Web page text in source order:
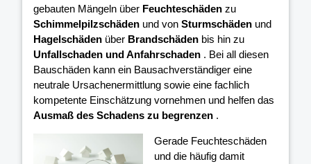
gebauten Mängeln über Feuchteschäden zu
Schimmelpilzschäden und von Sturmschäden und
Hagelschäden über Brandschäden bis hin zu
Unfallschaden und Anfahrschaden . Bei all diesen
Bauschäden kann ein Bausachverständiger eine
neutrale Ursachenermittlung sowie eine fachlich
kompetente Einschätzung vornehmen und helfen das
Ausmaß des Schadens zu begrenzen .
Gerade Feuchteschäden
und die häufig damit